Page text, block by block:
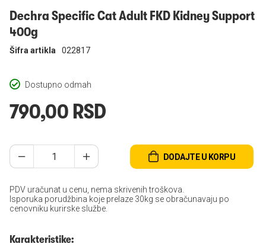
Dechra Specific Cat Adult FKD Kidney Support
400g
Dostupno odmah
Šifra artikla 022817
790,00 RSD
DODAJTE U KORPU
PDV uračunat u cenu, nema skrivenih troškova.
Isporuka porudžbina koje prelaze 30kg se obračunavaju po
cenovniku kurirske službe.
Karakteristike: